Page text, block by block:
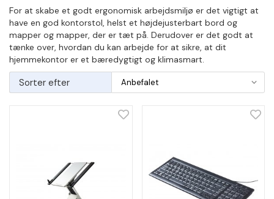
For at skabe et godt ergonomisk arbejdsmiljø er det vigtigt at
have en god kontorstol, helst et højdejusterbart bord og
mapper og mapper, der er tæt på. Derudover er det godt at
tænke over, hvordan du kan arbejde for at sikre, at dit
hjemmekontor er et bæredygtigt og klimasmart.
Sorter efter